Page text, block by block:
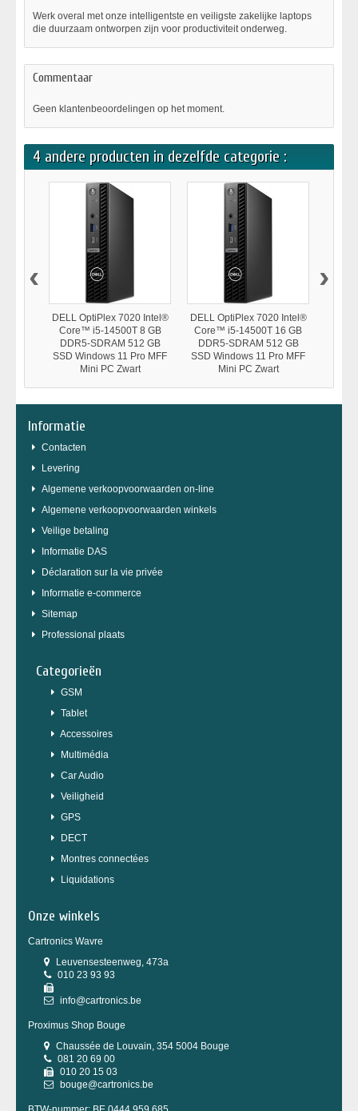
Werk overal met onze intelligentste en veiligste zakelijke laptops
die duurzaam ontworpen zijn voor productiviteit onderweg.
Commentaar
Geen klantenbeoordelingen op het moment.
4 andere producten in dezelfde categorie :
DELL OptiPlex 7020 Intel®
Core™ i5-14500T 8 GB
DDR5-SDRAM 512 GB
SSD Windows 11 Pro MFF
Mini PC Zwart
DELL OptiPlex 7020 Intel®
Core™ i5-14500T 16 GB
DDR5-SDRAM 512 GB
SSD Windows 11 Pro MFF
Mini PC Zwart
‹ ›
Informatie
Contacten
Levering
Algemene verkoopvoorwaarden on-line
Algemene verkoopvoorwaarden winkels
Veilige betaling
Informatie DAS
Déclaration sur la vie privée
Informatie e-commerce
Sitemap
Professional plaats
Categorieën
GSM
Tablet
Accessoires
Multimédia
Car Audio
Veiligheid
GPS
DECT
Montres connectées
Liquidations
Onze winkels
Cartronics Wavre
Leuvensesteenweg, 473a
010 23 93 93
info@cartronics.be
Proximus Shop Bouge
Chaussée de Louvain, 354 5004 Bouge
081 20 69 00
010 20 15 03
bouge@cartronics.be